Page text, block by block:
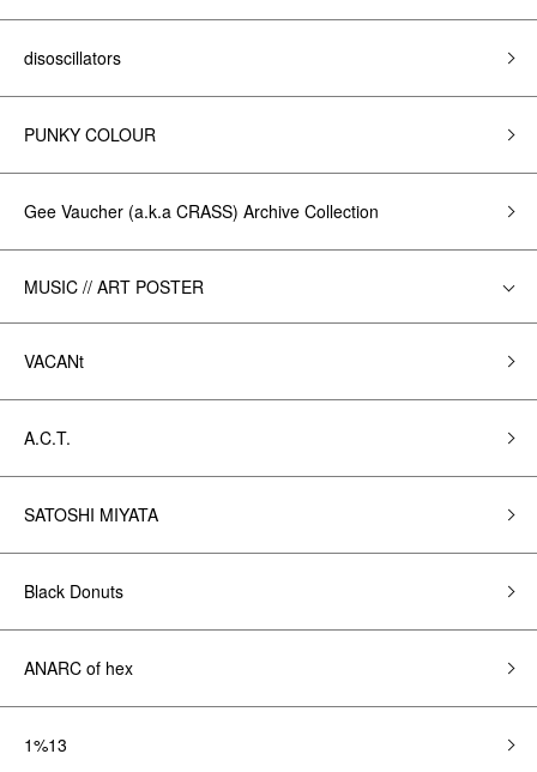
disoscillators
PUNKY COLOUR
Gee Vaucher (a.k.a CRASS) Archive Collection
MUSIC // ART POSTER
VACANt
A.C.T.
SATOSHI MIYATA
Black Donuts
ANARC of hex
1%13